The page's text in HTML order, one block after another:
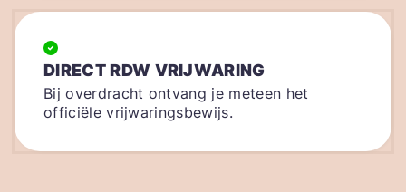
DIRECT RDW VRIJWARING
Bij overdracht ontvang je meteen het
officiële vrijwaringsbewijs.